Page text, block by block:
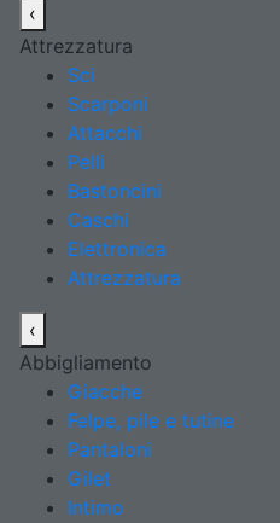
‹
Attrezzatura
Sci
Scarponi
Attacchi
Pelli
Bastoncini
Caschi
Elettronica
Attrezzatura
‹
Abbigliamento
Giacche
Felpe, pile e tutine
Pantaloni
Gilet
Intimo